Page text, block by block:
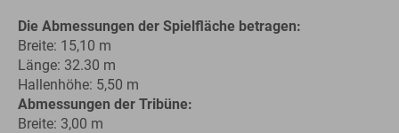
Die Abmessungen der Spielfläche betragen:
Breite: 15,10 m
Länge: 32.30 m
Hallenhöhe: 5,50 m
Abmessungen der Tribüne:
Breite: 3,00 m